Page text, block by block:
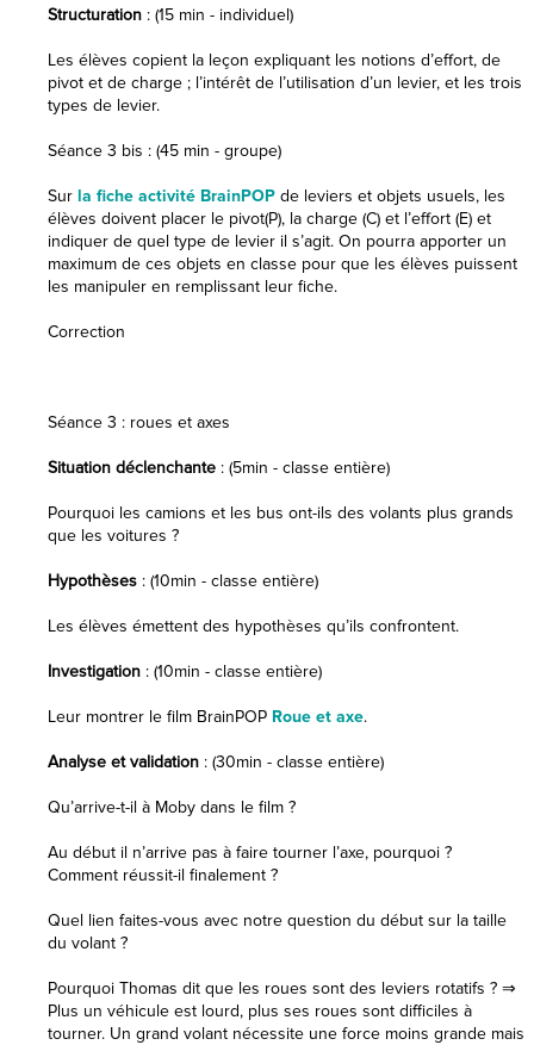
Structuration : (15 min - individuel)
Les élèves copient la leçon expliquant les notions d’effort, de
pivot et de charge ; l’intérêt de l’utilisation d’un levier, et les trois
types de levier.
Séance 3 bis : (45 min - groupe)
Sur la fiche activité BrainPOP de leviers et objets usuels, les
élèves doivent placer le pivot(P), la charge (C) et l’effort (E) et
indiquer de quel type de levier il s’agit. On pourra apporter un
maximum de ces objets en classe pour que les élèves puissent
les manipuler en remplissant leur fiche.
Correction
Séance 3 : roues et axes
Situation déclenchante : (5min - classe entière)
Pourquoi les camions et les bus ont-ils des volants plus grands
que les voitures ?
Hypothèses : (10min - classe entière)
Les élèves émettent des hypothèses qu’ils confrontent.
Investigation : (10min - classe entière)
Leur montrer le film BrainPOP Roue et axe.
Analyse et validation : (30min - classe entière)
Qu’arrive-t-il à Moby dans le film ?
Au début il n’arrive pas à faire tourner l’axe, pourquoi ?
Comment réussit-il finalement ?
Quel lien faites-vous avec notre question du début sur la taille
du volant ?
Pourquoi Thomas dit que les roues sont des leviers rotatifs ? ⇒
Plus un véhicule est lourd, plus ses roues sont difficiles à
tourner. Un grand volant nécessite une force moins grande mais